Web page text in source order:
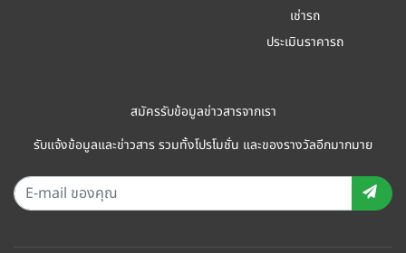
เช่ารถ
ประเมินราคารถ
สมัครรับข้อมูลข่าวสารจากเรา
รับแจ้งข้อมูลและข่าวสาร รวมทั้งโปรโมชั่น และของรางวัลอีกมากมาย